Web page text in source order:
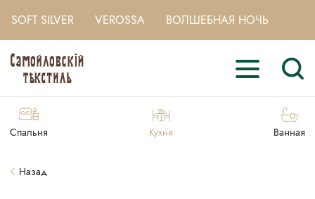
SOFT SILVER VEROSSA ВОЛШЕБНАЯ НОЧЬ
Спальня Кухня Ванная
Назад